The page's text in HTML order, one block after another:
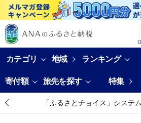
カテゴリ 地域 ランキング
寄付額 旅先を探す 特集
「ふるさとチョイス」システ